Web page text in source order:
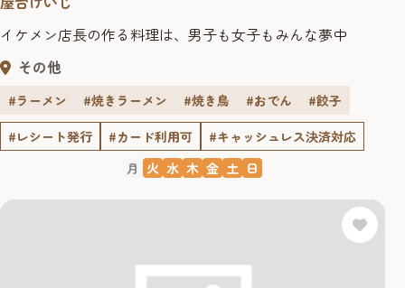
イケメン店長の作る料理は、男子も女子もみんな夢中
その他
#ラーメン #焼きラーメン #焼き鳥 #おでん
#餃子
#レシート発行
#カード利用可
#キャッシュレス決済対応
月 火 水 木 金 土 日